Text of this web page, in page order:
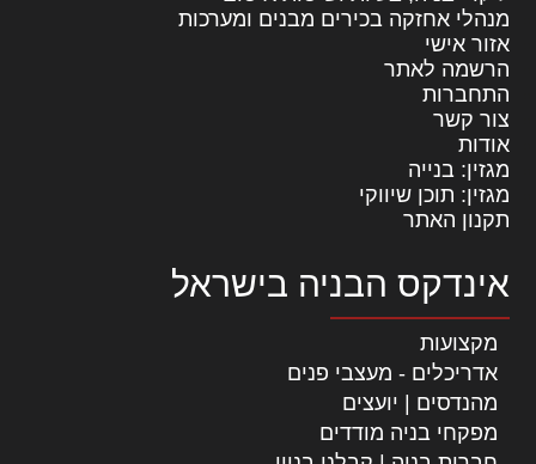
מנהלי אחזקה בכירים מבנים ומערכות
אזור אישי
הרשמה לאתר
התחברות
צור קשר
אודות
מגזין: בנייה
מגזין: תוכן שיווקי
תקנון האתר
אינדקס הבניה בישראל
מקצועות
אדריכלים - מעצבי פנים
מהנדסים | יועצים
מפקחי בניה מודדים